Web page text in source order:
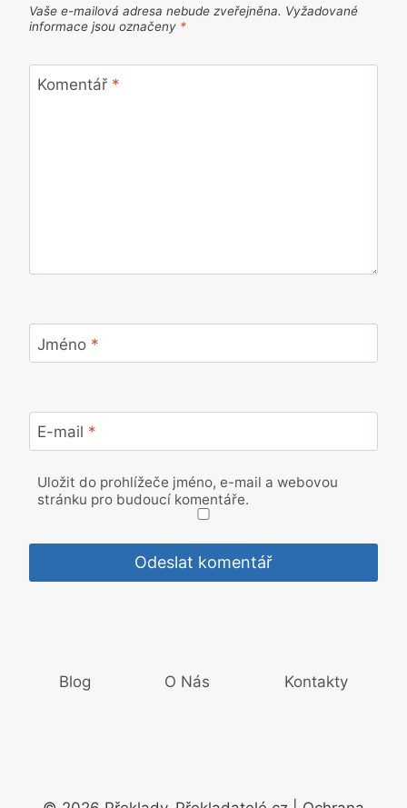
Vaše e-mailová adresa nebude zveřejněna. Vyžadované
informace jsou označeny *
Komentář *
Jméno *
E-mail *
Uložit do prohlížeče jméno, e-mail a webovou
stránku pro budoucí komentáře.
Blog O Nás Kontakty